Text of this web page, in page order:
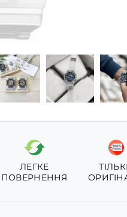
ЛЕГКЕ
ПОВЕРНЕННЯ